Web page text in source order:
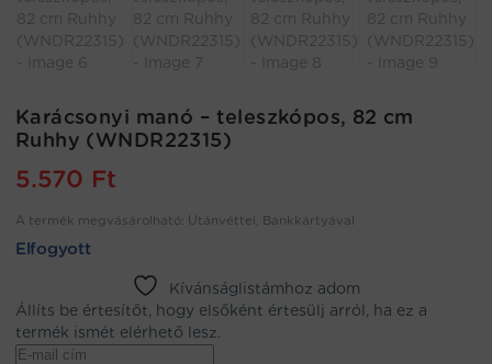
Karácsonyi manó – teleszkópos, 82 cm
Ruhhy (WNDR22315)
5.570 Ft
A termék megvásárolható: Utánvéttel, Bankkártyával
Elfogyott
Kívánságlistámhoz adom
Állíts be értesítőt, hogy elsőként értesülj arról, ha ez a
termék ismét elérhető lesz.
Enter